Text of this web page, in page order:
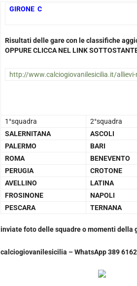
GIRONE C
Risultati delle gare con le classifiche
OPPURE CLICCA NEL LINK
http://www.calciogiovanilesicilia.it/
1°squadra 2°squadra
SALERNITANA
ASCOLI
PALERMO
BARI
ROMA
BENEVENTO
PERUGIA
CROTONE
AVELLINO
LATINA
FROSINONE
NAPOLI
PESCARA
TERNANA
inviate foto delle squadre o momenti della
calciogiovanilesicilia – WhatsApp 389